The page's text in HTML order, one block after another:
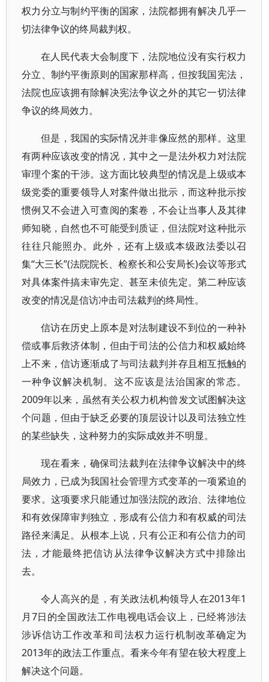
权力分立与制约平衡的国家，法院都拥有解决几乎一
切法律争议的终局裁判权。
在人民代表大会制度下，法院地位没有实行权力
分立、制约平衡原则的国家那样高，但按我国宪法，
法院也应该拥有除解决宪法争议之外的其它一切法律
争议的终局效力。
但是，我国的实际情况并非像应然的那样。这里
有两种应该改变的情况，其中之一是法外权力对法院
审理个案的干涉。这方面比较典型的情况是上级或本
级党委的重要领导人对案件做出批示，而这种批示按
惯例又不会进入可查阅的案卷，不会让当事人及其律
师知晓，自然也不可能受到质证，但法院对这种批示
往往只能照办。此外，还有上级或本级政法委以召
集“大三长”(法院院长、检察长和公安局长)会议等形式
对具体案件搞未审先定、甚至未侦先定。第二种应该
改变的情况是信访冲击司法裁判的终局性。
信访在历史上原本是对法制建设不到位的一种补
偿或事后救济体制，但由于司法的公信力和权威始终
上不来，信访逐渐成了与司法裁判并存且相互抵触的
一种争议解决机制。这不应该是法治国家的常态。
2009年以来，虽然有关公权力机构曾发文试图解决这
个问题，但由于缺乏必要的顶层设计以及司法独立性
的某些缺失，这种努力的实际成效并不明显。
现在看来，确保司法裁判在法律争议解决中的终
局效力，已成为我国社会管理方式变革的一项紧迫的
要求。这项要求只能通过加强法院的政治、法律地位
和有效保障审判独立，形成有公信力和有权威的司法
路径来满足。从根本上说，只有公正和有公信力的司
法，才能最终把信访从法律争议解决方式中排除出
去。
令人高兴的是，有关政法机构领导人在2013年1
月7日的全国政法工作电视电话会议上，已经将涉法
涉诉信访工作改革和司法权力运行机制改革确定为
2013年的政法工作重点。看来今年有望在较大程度上
解决这个问题。